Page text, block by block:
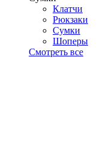
Клатчи
Рюкзаки
Сумки
Шоперы
Смотреть все